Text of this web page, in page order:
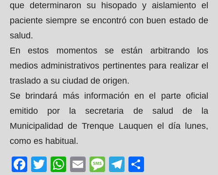
que determinaron su hisopado y aislamiento el
paciente siempre se encontró con buen estado de
salud.
En estos momentos se están arbitrando los
medios administrativos pertinentes para realizar el
traslado a su ciudad de origen.
Se brindará más información en el parte oficial
emitido por la secretaria de salud de la
Municipalidad de Trenque Lauquen el día lunes,
como es habitual.
Facebook
Twitter
WhatsApp
EmailMessage
Telegram